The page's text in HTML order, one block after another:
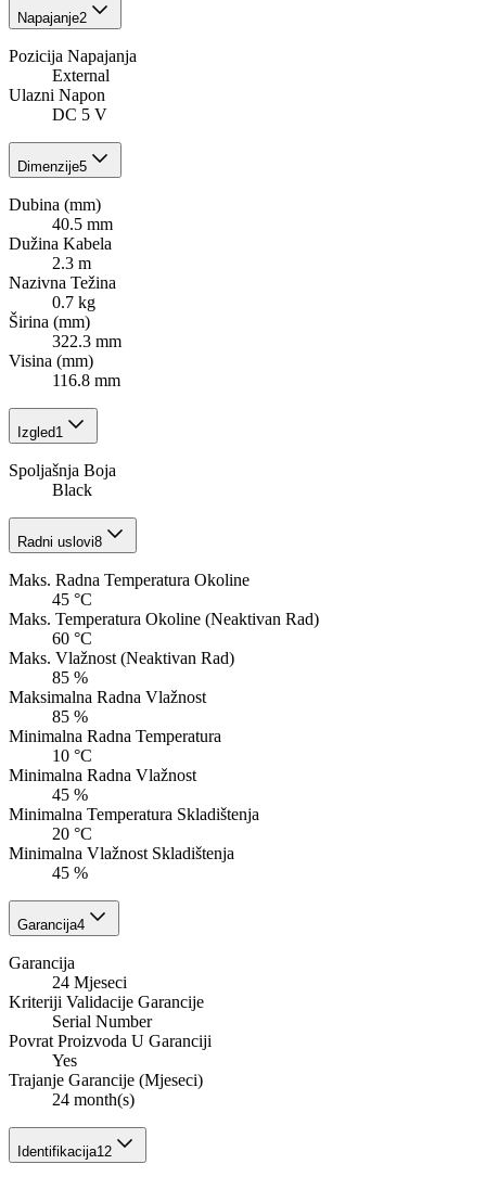
Napajanje2
Pozicija Napajanja
External
Ulazni Napon
DC 5 V
Dimenzije5
Dubina (mm)
40.5 mm
Dužina Kabela
2.3 m
Nazivna Težina
0.7 kg
Širina (mm)
322.3 mm
Visina (mm)
116.8 mm
Izgled1
Spoljašnja Boja
Black
Radni uslovi8
Maks. Radna Temperatura Okoline
45 °C
Maks. Temperatura Okoline (Neaktivan Rad)
60 °C
Maks. Vlažnost (Neaktivan Rad)
85 %
Maksimalna Radna Vlažnost
85 %
Minimalna Radna Temperatura
10 °C
Minimalna Radna Vlažnost
45 %
Minimalna Temperatura Skladištenja
20 °C
Minimalna Vlažnost Skladištenja
45 %
Garancija4
Garancija
24 Mjeseci
Kriteriji Validacije Garancije
Serial Number
Povrat Proizvoda U Garanciji
Yes
Trajanje Garancije (Mjeseci)
24 month(s)
Identifikacija12